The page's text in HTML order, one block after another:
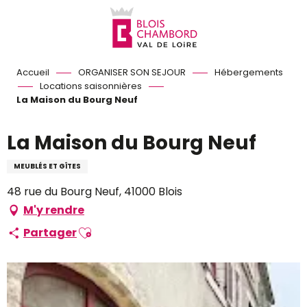
Accueil ORGANISER SON SEJOUR
Hébergements
Locations saisonnières
La Maison du Bourg Neuf
La Maison du Bourg Neuf
MEUBLÉS ET GÎTES
48 rue du Bourg Neuf, 41000 Blois
M'y rendre
PartagerAjouter aux favoris